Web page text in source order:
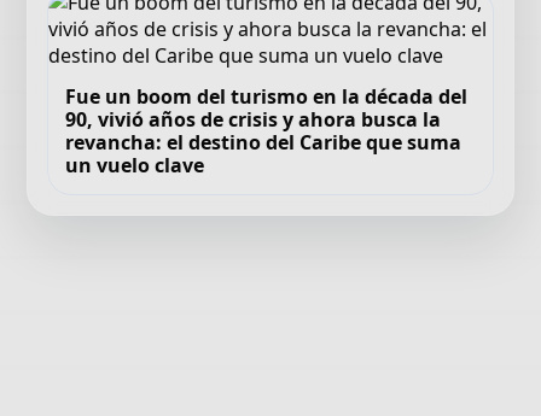
Fue un boom del turismo en la década del
90, vivió años de crisis y ahora busca la
revancha: el destino del Caribe que suma
un vuelo clave